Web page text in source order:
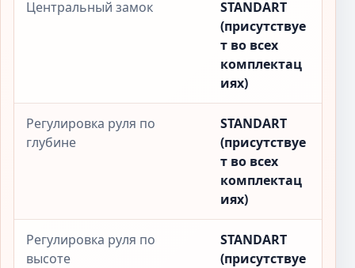
Центральный замок
STANDART
(присутствуе
т во всех
комплектац
иях)
Регулировка руля по
глубине
STANDART
(присутствуе
т во всех
комплектац
иях)
Регулировка руля по
высоте
STANDART
(присутствуе